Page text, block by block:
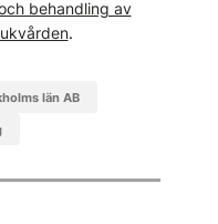
behandling av
.
län AB